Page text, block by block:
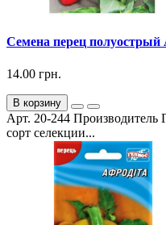
Семена перец
14.00 грн.
В корзину
Арт. 20-244 Производитель
сорт селекции...